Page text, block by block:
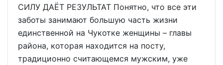
СИЛУ ДАЁТ РЕЗУЛЬТАТ Понятно, что все эти
заботы занимают большую часть жизни
единственной на Чукотке женщины – главы
района, которая находится на посту,
традиционно считающемся мужским, уже